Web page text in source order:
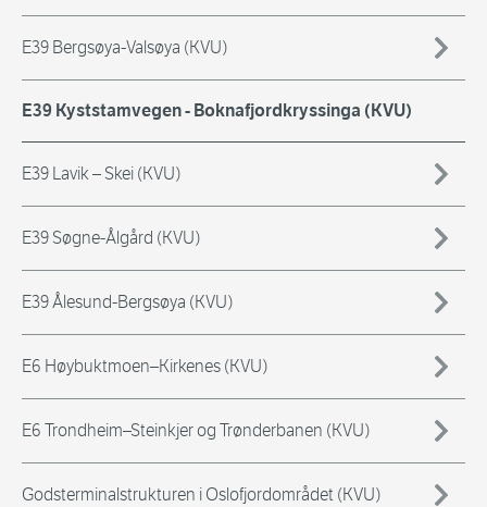
E39 Bergsøya-Valsøya (KVU)
E39 Kyststamvegen - Boknafjordkryssinga (KVU)
E39 Lavik – Skei (KVU)
E39 Søgne-Ålgård (KVU)
E39 Ålesund-Bergsøya (KVU)
E6 Høybuktmoen–Kirkenes (KVU)
E6 Trondheim–Steinkjer og Trønderbanen (KVU)
Godsterminalstrukturen i Oslofjordområdet (KVU)